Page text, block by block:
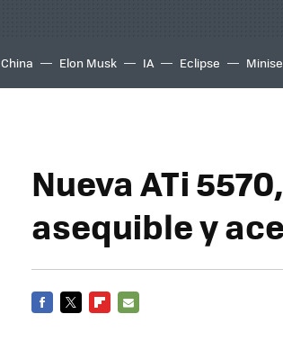
China Elon Musk IA Eclipse
Nueva ATi
asequible y